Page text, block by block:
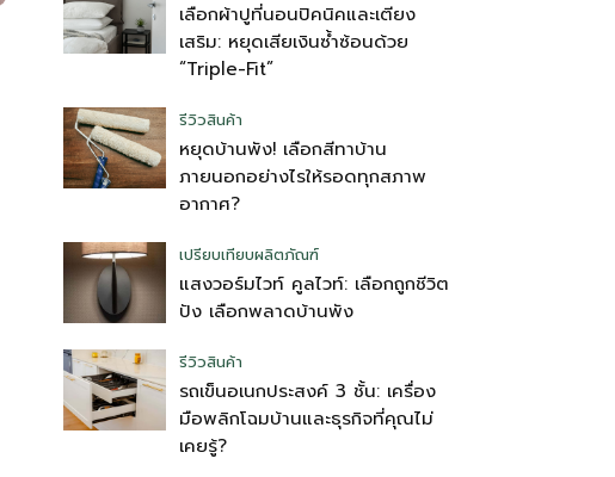
เลือกผ้าปูที่นอนปิคนิคและเตียง
เสริม: หยุดเสียเงินซ้ำซ้อนด้วย
“Triple-Fit”
รีวิวสินค้า
หยุดบ้านพัง! เลือกสีทาบ้าน
ภายนอกอย่างไรให้รอดทุกสภาพ
อากาศ?
เปรียบเทียบผลิตภัณฑ์
แสงวอร์มไวท์ คูลไวท์: เลือกถูกชีวิต
ปัง เลือกพลาดบ้านพัง
รีวิวสินค้า
รถเข็นอเนกประสงค์ 3 ชั้น: เครื่อง
มือพลิกโฉมบ้านและธุรกิจที่คุณไม่
เคยรู้?